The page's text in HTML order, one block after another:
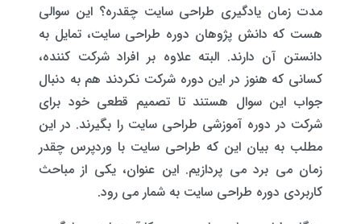
مدت زمان یادگیری طراحی سایت چقدره؟ این سوالی
هست که دانش پژوهان دوره طراحی سایت، تمایل به
دانستن آن دارند. البته علاوه بر افراد شرکت کننده،
کسانی که هنوز در این دوره شرکت نکردند هم به دنبال
جواب این سوال هستند تا تصمیم قطعی خود برای
شرکت در دوره آموزشی طراحی سایت را بگیرند. در این
مطلب به بیان این که طراحی سایت با وردپرس چقدر
زمان می برد می پردازیم. این عنوان، یکی از مباحث
کاربردی دوره طراحی سایت به شمار می رود.